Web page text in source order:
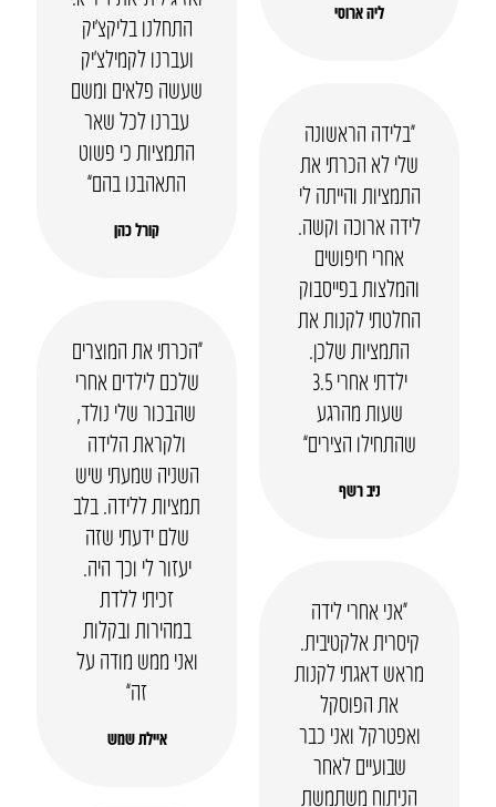
ליה ארוסי
התחלנו בליקצ’יק
ועברנו לקמילצ’יק
שעשה פלאים ומשם
עברנו לכל שאר
התמציות כי פשוט
התאהבנו בהם”
קורל כהן
“בלידה הראשונה
שלי לא הכרתי את
התמציות והייתה לי
לידה ארוכה וקשה.
אחרי חיפושים
והמלצות בפייסבוק
החלטתי לקנות את
התמציות שלכן.
ילדתי אחרי 3.5
שעות מהרגע
שהתחילו הצירים”
ניב רשף
“הכרתי את המוצרים
שלכם לילדים אחרי
שהבכור שלי נולד,
ולקראת הלידה
השניה שמעתי שיש
תמציות ללידה. בלב
שלם ידעתי שזה
יעזור לי וכך היה.
זכיתי ללדת
במהירות ובקלות
ואני ממש מודה על
זה”
איילת שמש
“אני אחרי לידה
קיסרית אלקטיבית.
מראש דאגתי לקנות
את הפוסקל
ואפטרקל ואני כבר
שבועיים לאחר
הניתוח משתמשת